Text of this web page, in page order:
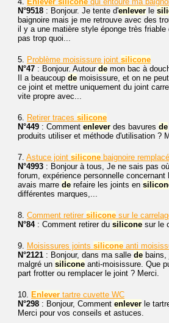
N°9518 : Bonjour. Je tente d'enlever le
baignoire mais je me retrouve avec des
il y a une matière style éponge très
pas trop quoi...
5. Problème moisissure joint silicone
N°47 : Bonjour. Autour de mon bac à
Il a beaucoup de moisissure, et on ne
ce joint et mettre uniquement du joint
vite propre avec...
6. Retirer traces silicone
N°449 : Comment enlever des bavures de
produits utiliser et méthode d'utilisation ?
7. Astuce joint silicone baignoire
N°4993 : Bonjour à tous, Je ne sais pas
forum, expérience personnelle concernant
avais marre de refaire les joints en
différentes marques,...
8. Comment retirer silicone sur le
N°84: Comment retirer du silicone sur le
9. Moisissures joints silicone anti
N°2121 : Bonjour, dans ma salle de
malgré un silicone anti-moisissure. Que
part frotter ou remplacer le joint ? Merci.
10. Enlever tartre cuvette WC
N°298 : Bonjour, Comment enlever le
Merci pour vos conseils et astuces.